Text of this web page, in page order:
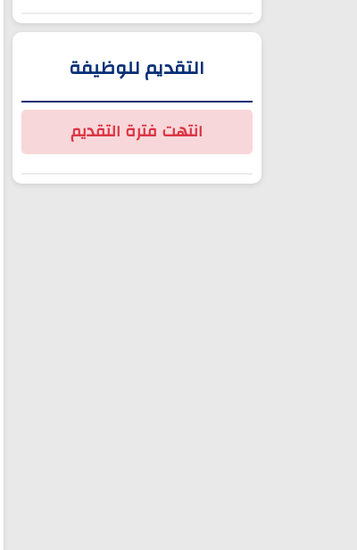
التقديم للوظيفة
انتهت فترة التقديم